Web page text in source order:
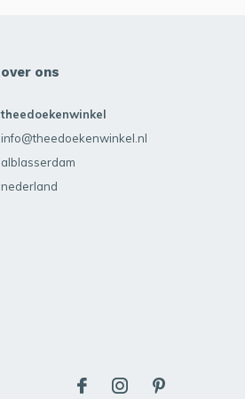
over ons
theedoekenwinkel
info@theedoekenwinkel.nl
alblasserdam
nederland